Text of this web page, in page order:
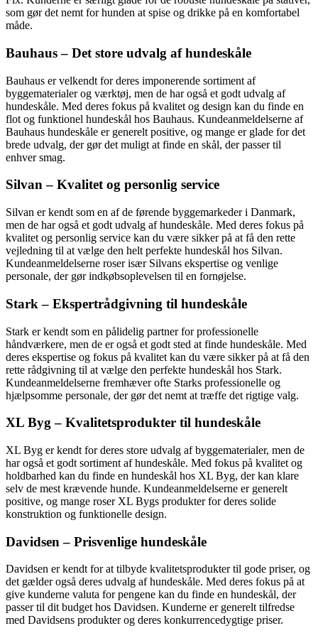
som gør det nemt for hunden at spise og drikke på en komfortabel
måde.
Bauhaus – Det store udvalg af hundeskåle
Bauhaus er velkendt for deres imponerende sortiment af
byggematerialer og værktøj, men de har også et godt udvalg af
hundeskåle. Med deres fokus på kvalitet og design kan du finde en
flot og funktionel hundeskål hos Bauhaus. Kundeanmeldelserne af
Bauhaus hundeskåle er generelt positive, og mange er glade for det
brede udvalg, der gør det muligt at finde en skål, der passer til
enhver smag.
Silvan – Kvalitet og personlig service
Silvan er kendt som en af de førende byggemarkeder i Danmark,
men de har også et godt udvalg af hundeskåle. Med deres fokus på
kvalitet og personlig service kan du være sikker på at få den rette
vejledning til at vælge den helt perfekte hundeskål hos Silvan.
Kundeanmeldelserne roser især Silvans ekspertise og venlige
personale, der gør indkøbsoplevelsen til en fornøjelse.
Stark – Ekspertrådgivning til hundeskåle
Stark er kendt som en pålidelig partner for professionelle
håndværkere, men de er også et godt sted at finde hundeskåle. Med
deres ekspertise og fokus på kvalitet kan du være sikker på at få den
rette rådgivning til at vælge den perfekte hundeskål hos Stark.
Kundeanmeldelserne fremhæver ofte Starks professionelle og
hjælpsomme personale, der gør det nemt at træffe det rigtige valg.
XL Byg – Kvalitetsprodukter til hundeskåle
XL Byg er kendt for deres store udvalg af byggematerialer, men de
har også et godt sortiment af hundeskåle. Med fokus på kvalitet og
holdbarhed kan du finde en hundeskål hos XL Byg, der kan klare
selv de mest krævende hunde. Kundeanmeldelserne er generelt
positive, og mange roser XL Bygs produkter for deres solide
konstruktion og funktionelle design.
Davidsen – Prisvenlige hundeskåle
Davidsen er kendt for at tilbyde kvalitetsprodukter til gode priser, og
det gælder også deres udvalg af hundeskåle. Med deres fokus på at
give kunderne valuta for pengene kan du finde en hundeskål, der
passer til dit budget hos Davidsen. Kunderne er generelt tilfredse
med Davidsens produkter og deres konkurrencedygtige priser.